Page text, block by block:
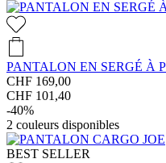
PANTALON EN SERGÉ À
CHF 169,00
CHF 101,40
-40%
2 couleurs disponibles
BEST SELLER